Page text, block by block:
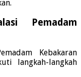
Pemadam
Kebakaran
langkah-langkah